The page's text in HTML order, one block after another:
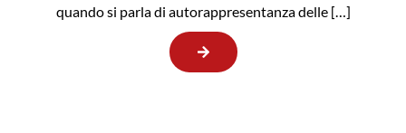
quando si parla di autorappresentanza delle […]